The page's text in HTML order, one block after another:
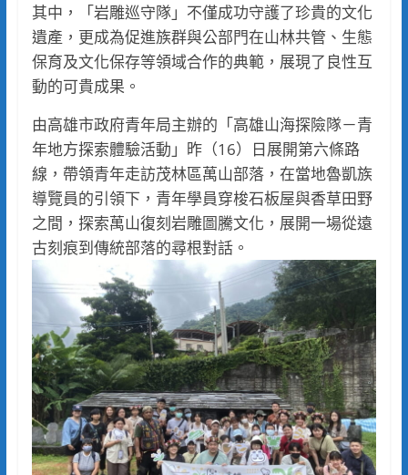
其中，「岩雕巡守隊」不僅成功守護了珍貴的文化
遺產，更成為促進族群與公部門在山林共管、生態
保育及文化保存等領域合作的典範，展現了良性互
動的可貴成果。
由高雄市政府青年局主辦的「高雄山海探險隊－青
年地方探索體驗活動」昨（16）日展開第六條路
線，帶領青年走訪茂林區萬山部落，在當地魯凱族
導覽員的引領下，青年學員穿梭石板屋與香草田野
之間，探索萬山復刻岩雕圖騰文化，展開一場從遠
古刻痕到傳統部落的尋根對話。